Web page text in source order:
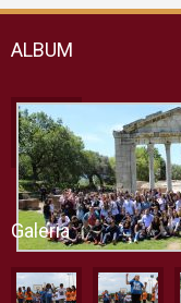
ALBUM
Galeria